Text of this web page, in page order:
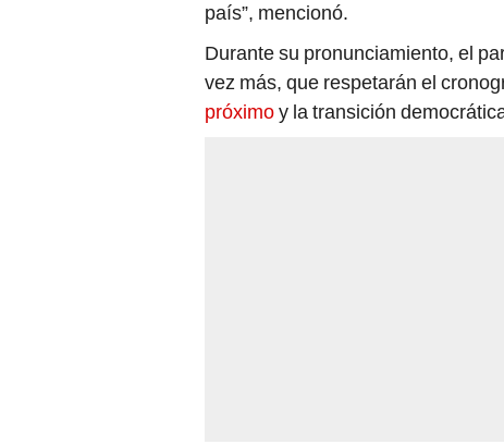
país”, mencionó.
Durante su pronunciamiento, el
vez más, que respetarán el
próximoy la transición